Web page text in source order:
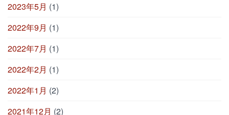
2023年5月 (1)
2022年9月 (1)
2022年7月 (1)
2022年2月 (1)
2022年1月 (2)
2021年12月 (2)